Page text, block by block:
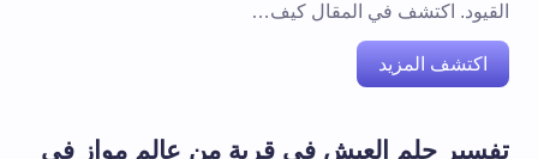
القيود. اكتشف في المقال كيف…
اكتشف المزيد
تفسير حلم العيش في قرية من عالم موازٍ في